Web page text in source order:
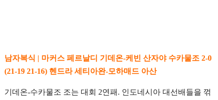
남자복식 | 마커스 페르날디 기데온-케빈 산자야 수카물조 2-0
(21-19 21-16) 헨드라 세티아완-모하매드 아산
기데온-수카물조 조는 대회 2연패. 인도네시아 대선배들을 꺾